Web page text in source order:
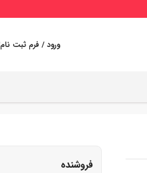
ورود / فرم ثبت نام
فروشنده